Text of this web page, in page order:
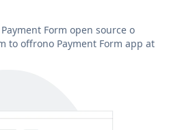
Form open source o
to offrono Payment Form app at